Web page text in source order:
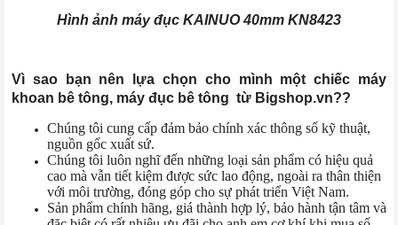
Hình ảnh máy đục KAINUO 40mm KN8423
Vì sao bạn nên lựa chọn cho mình một chiếc máy
khoan bê tông, máy đục bê tông từ Bigshop.vn??
Chúng tôi cung cấp đảm bảo chính xác thông số kỹ thuật,
nguồn gốc xuất sứ.
Chúng tôi luôn nghĩ đến những loại sản phẩm có hiệu quả
cao mà vẫn tiết kiệm được sức lao động, ngoài ra thân thiện
với môi trường, đóng góp cho sự phát triển Việt Nam.
Sản phẩm chính hãng, giá thành hợp lý, bảo hành tận tâm và